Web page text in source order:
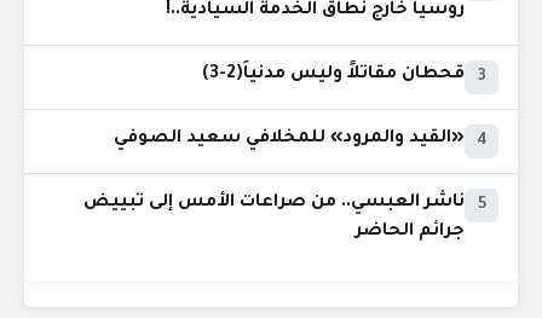
روسيا خارج نطاق الخدمة السيادية..!
3 قحطان مقاتلاً وليس مدنياً(2-3)
4 «القيد والمرود» للمخلافي سعيد الصوفي
5
ناشر العبسي.. من صراعات الأمس إلى تبييض
جرائم الحاضر